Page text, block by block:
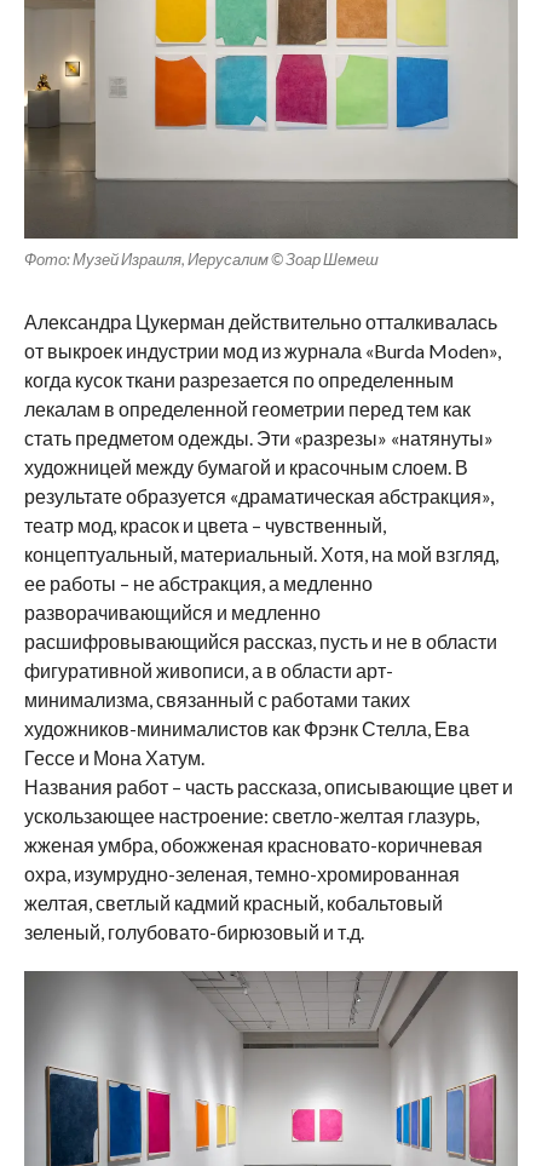
Фото: Музей Израиля, Иерусалим © Зоар Шемеш
Александра Цукерман действительно отталкивалась
от выкроек индустрии мод из журнала «Burda Moden»,
когда кусок ткани разрезается по определенным
лекалам в определенной геометрии перед тем как
стать предметом одежды. Эти «разрезы» «натянуты»
художницей между бумагой и красочным слоем. В
результате образуется «драматическая абстракция»,
театр мод, красок и цвета – чувственный,
концептуальный, материальный. Хотя, на мой взгляд,
ее работы – не абстракция, а медленно
разворачивающийся и медленно
расшифровывающийся рассказ, пусть и не в области
фигуративной живописи, а в области арт-
минимализма, связанный с работами таких
художников-минималистов как Фрэнк Стелла, Ева
Гессе и Мона Хатум.
Названия работ – часть рассказа, описывающие цвет и
ускользающее настроение: светло-желтая глазурь,
жженая умбра, обожженая красновато-коричневая
охра, изумрудно-зеленая, темно-хромированная
желтая, светлый кадмий красный, кобальтовый
зеленый, голубовато-бирюзовый и т.д.